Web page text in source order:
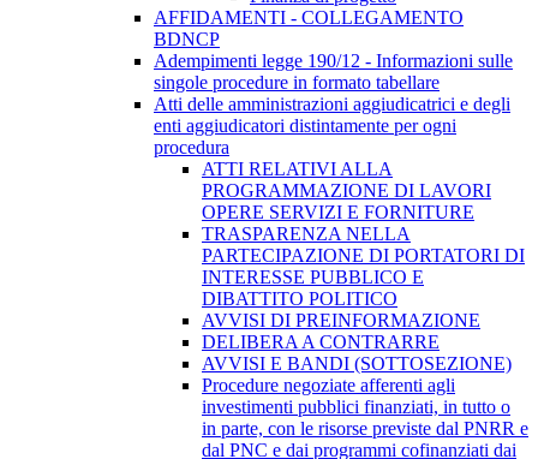
AFFIDAMENTI - COLLEGAMENTO
BDNCP
Adempimenti legge 190/12 - Informazioni sulle
singole procedure in formato tabellare
Atti delle amministrazioni aggiudicatrici e degli
enti aggiudicatori distintamente per ogni
procedura
ATTI RELATIVI ALLA
PROGRAMMAZIONE DI LAVORI
OPERE SERVIZI E FORNITURE
TRASPARENZA NELLA
PARTECIPAZIONE DI PORTATORI DI
INTERESSE PUBBLICO E
DIBATTITO POLITICO
AVVISI DI PREINFORMAZIONE
DELIBERA A CONTRARRE
AVVISI E BANDI (SOTTOSEZIONE)
Procedure negoziate afferenti agli
investimenti pubblici finanziati, in tutto o
in parte, con le risorse previste dal PNRR e
dal PNC e dai programmi cofinanziati dai